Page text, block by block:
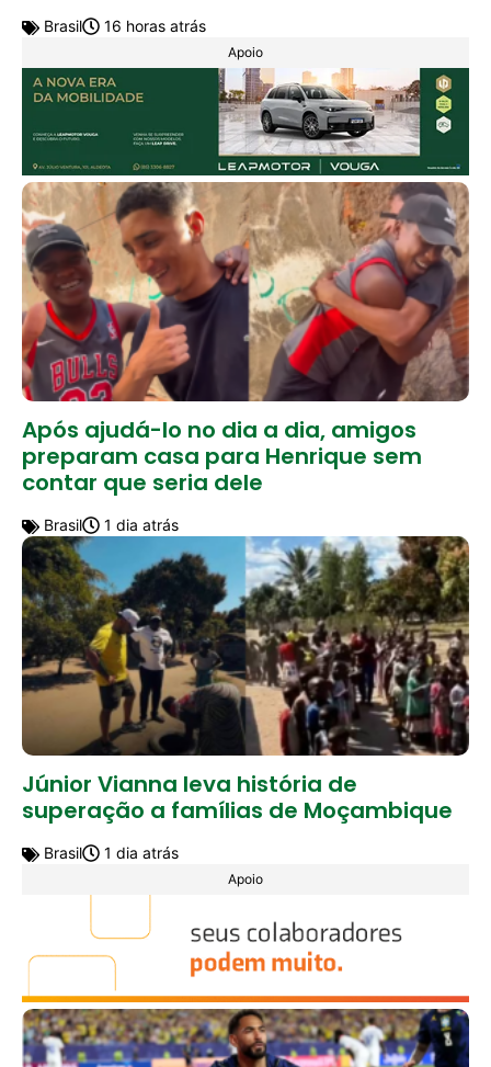
Brasil 16 horas atrás
Apoio
Após ajudá-lo no dia a dia, amigos
preparam casa para Henrique sem
contar que seria dele
Brasil 1 dia atrás
Júnior Vianna leva história de
superação a famílias de Moçambique
Brasil 1 dia atrás
Apoio